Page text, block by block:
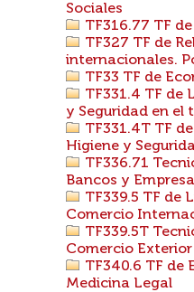
Sociales
TF316.77 TF
TF327 TF de
internacionales.
TF33 TF de
TF331.4 TF de
y Seguridad en el
TF331.4T TF
Higiene y
TF336.71
Bancos y
TF339.5 TF de
Comercio
TF339.5T
Comercio Exterior
TF340.6 TF de
Medicina Legal